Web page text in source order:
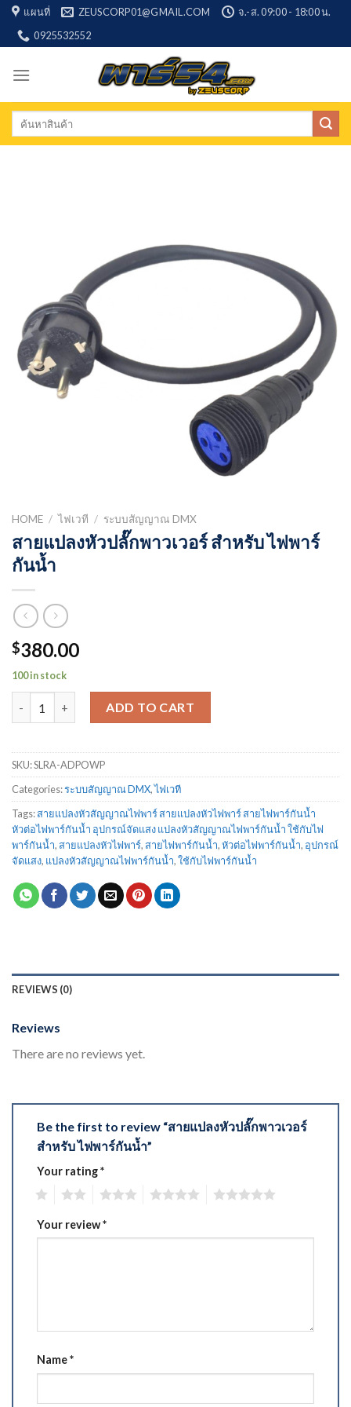
Skip
content
แผนที่ ZEUSCORP01@GMAIL.COM
จ.-ส. 09:00 - 18:00 น.
0925532552
Search
HOME / ไฟเวที / ระบบสัญญาณ DMX
สายแปลงหัวปลั๊กพาวเวอร์ สำหรับ ไฟพาร์
กันน้ำ
$380.00
100 in stock
ADD TO CART
SKU:SLRA-ADPOWP
Categories:ระบบสัญญาณ DMX,ไฟเวที
Tags:สายแปลงหัวสัญญาณไฟพาร์ สายแปลงหัวไฟพาร์ สายไฟพาร์กันน้ำ
หัวต่อไฟพาร์กันน้ำ อุปกรณ์จัดแสง แปลงหัวสัญญาณไฟพาร์กันน้ำ ใช้กับไฟ
พาร์กันน้ำ,สายแปลงหัวไฟพาร์,สายไฟพาร์กันน้ำ,หัวต่อไฟพาร์กันน้ำ, อุปกรณ์
จัดแสง, แปลงหัวสัญญาณไฟพาร์กันน้ำ,ใช้กับไฟพาร์กันน้ำ
REVIEWS (0)
Reviews
There are no reviews yet.
Be the first to review “สายแปลงหัวปลั๊กพาวเวอร์
สำหรับ ไฟพาร์กันน้ำ”
Your rating*
Your review*
Name*